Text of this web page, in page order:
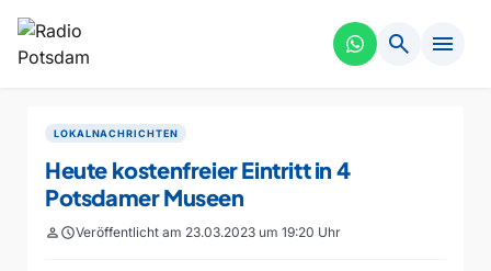
search menu
LOKALNACHRICHTEN
Heute kostenfreier Eintritt in 4
Potsdamer Museen
personscheduleVeröffentlicht am 23.03.2023 um 19:20 Uhr